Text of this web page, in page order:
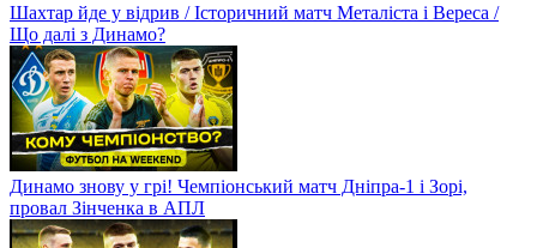
Шахтар йде у відрив / Історичний матч Металіста і Вереса /
Що далі з Динамо?
Динамо знову у грі! Чемпіонський матч Дніпра-1 і Зорі,
провал Зінченка в АПЛ